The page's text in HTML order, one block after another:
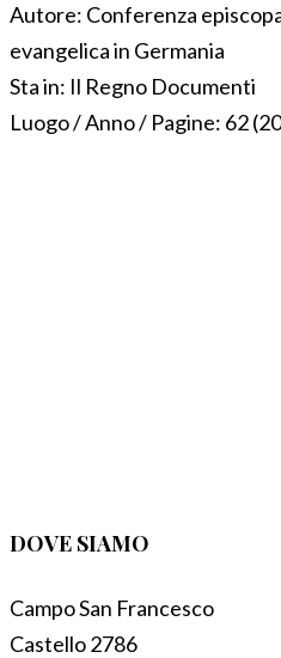
Autore: Conferenza
evangelica in Germania
Sta in: Il Regno Documenti
Luogo / Anno / Pagine: 62
DOVE SIAMO
Campo San Francesco
Castello 2786